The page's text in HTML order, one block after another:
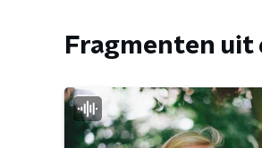
Fragmenten